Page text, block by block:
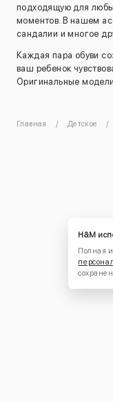
подходящую для
моментов. В нашем
сандалии и многое
Каждая пара обуви
ваш ребенок
Оригинальные
Главная Детское
H&M
Полная